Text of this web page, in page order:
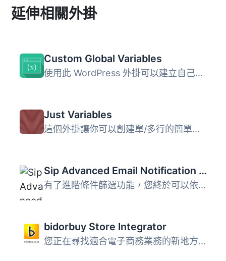
延伸相關外掛
Custom Global Variables
使用此 WordPress 外掛可以建立自己的自訂變數，管理網站上的...
Just Variables
這個外掛讓你可以創建單/多行的簡單文本變數，並在主題模板中...
Sip Advanced Email Notification For WC Free
有了進階條件篩選功能，您終於可以依據更精確的標準，向特定...
bidorbuy Store Integrator
您正在尋找適合電子商務業務的新地方嗎？ 使用免費的 bidorbu...